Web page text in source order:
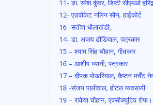
11- डा. रमेश कुंवर, डिप्टी सीएमओ
12- एडवोकेट नलिन सौन, हाईकोर्ट
16 -सतीश धौलाखंडी,
14- डा. अजय ढौंडियाल, पत्रकार
15 – श्याम सिंह चौहान, गीतकार
16 – आशीष ध्यानी, पत्रकार
17 – दीपक पोखरियाल, कैप्टन मर्चेंट
18 -संजय पालीवाल, होटल व्यवसायी
19 – राकेश चौहान, एक्सीक्यूटिव शेफ।